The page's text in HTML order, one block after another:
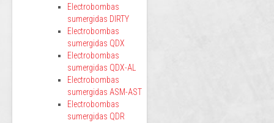
Electrobombas
sumergidas DIRTY
Electrobombas
sumergidas QDX
Electrobombas
sumergidas QDX-AL
Electrobombas
sumergidas ASM-AST
Electrobombas
sumergidas QDR